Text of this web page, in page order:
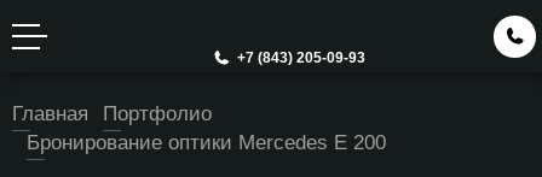
+7 (843) 205-09-93
Главная
Портфолио
Бронирование оптики Mercedes E 200